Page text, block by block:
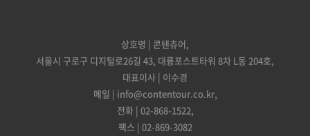
상호명 | 콘텐츄어,
서울시 구로구 디지털로26길 43, 대륭포스트타워 8차 L동 204호,
대표이사 | 이수경
메일 | info@contentour.co.kr,
전화 | 02-868-1522,
팩스 | 02-869-3082